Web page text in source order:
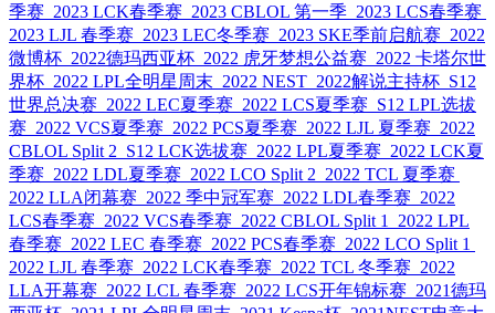
季赛 2023 LCK春季赛 2023 CBLOL 第一季 2023 LCS春季赛
2023 LJL 春季赛 2023 LEC冬季赛 2023 SKE季前启航赛 2022
微博杯 2022德玛西亚杯 2022 虎牙梦想公益赛 2022 卡塔尔世
界杯 2022 LPL全明星周末 2022 NEST 2022解说主持杯 S12
世界总决赛 2022 LEC夏季赛 2022 LCS夏季赛 S12 LPL选拔
赛 2022 VCS夏季赛 2022 PCS夏季赛 2022 LJL 夏季赛 2022
CBLOL Split 2 S12 LCK选拔赛 2022 LPL夏季赛 2022 LCK夏
季赛 2022 LDL夏季赛 2022 LCO Split 2 2022 TCL 夏季赛
2022 LLA闭幕赛 2022 季中冠军赛 2022 LDL春季赛 2022
LCS春季赛 2022 VCS春季赛 2022 CBLOL Split 1
2022 LPL
春季赛 2022 LEC 春季赛 2022 PCS春季赛 2022 LCO Split 1
2022 LJL 春季赛 2022 LCK春季赛 2022 TCL 冬季赛 2022
LLA开幕赛 2022 LCL 春季赛 2022 LCS开年锦标赛 2021德玛